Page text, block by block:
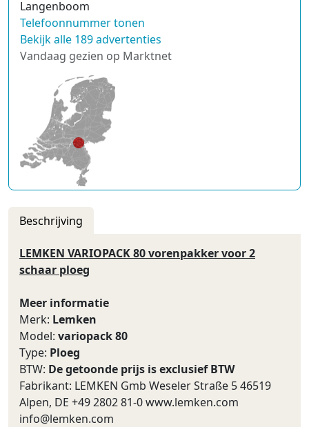
Langenboom
Telefoonnummer tonen
Bekijk alle 189 advertenties
Vandaag gezien op Marktnet
Beschrijving
LEMKEN VARIOPACK 80 vorenpakker voor 2
schaar ploeg
Meer informatie
Merk: Lemken
Model: variopack 80
Type: Ploeg
BTW: De getoonde prijs is exclusief BTW
Fabrikant: LEMKEN Gmb Weseler Straße 5 46519
Alpen, DE +49 2802 81-0 www.lemken.com
info@lemken.com